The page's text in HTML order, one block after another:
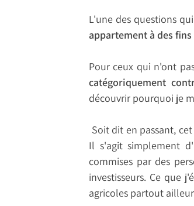
L'une des questions
appartement à des
Pour ceux qui n'ont
catégoriquement
découvrir pourquoi je
Soit dit en passant,
Il s'agit simplement
commises par des
investisseurs. Ce que
agricoles partout